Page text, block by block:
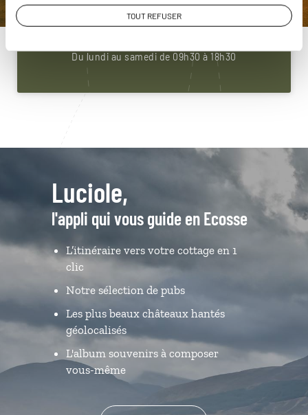
TOUT REFUSER
01 85 08 22 92
Du lundi au samedi de 09h30 à 18h30
Luciole,
l'appli qui vous guide en Ecosse
L’itinéraire vers votre cottage en 1
clic
Notre sélection de pubs
Les plus beaux châteaux hantés
géolocalisés
L'album souvenirs à composer
vous-même